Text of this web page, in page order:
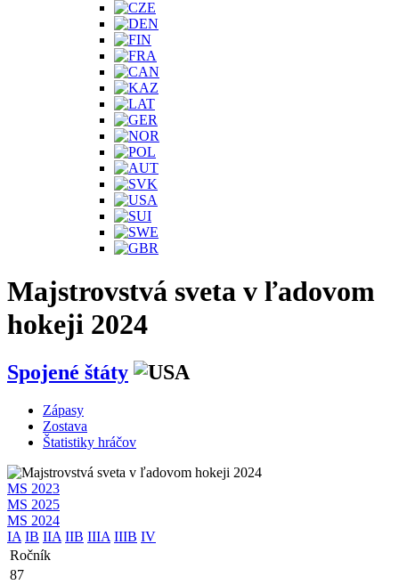
Majstrovstvá sveta v ľadovom
hokeji 2024
Spojené štáty
Zápasy
Zostava
Štatistiky hráčov
MS 2023
MS 2025
MS 2024
IA IB IIA IIB IIIA IIIB IV
Ročník
87